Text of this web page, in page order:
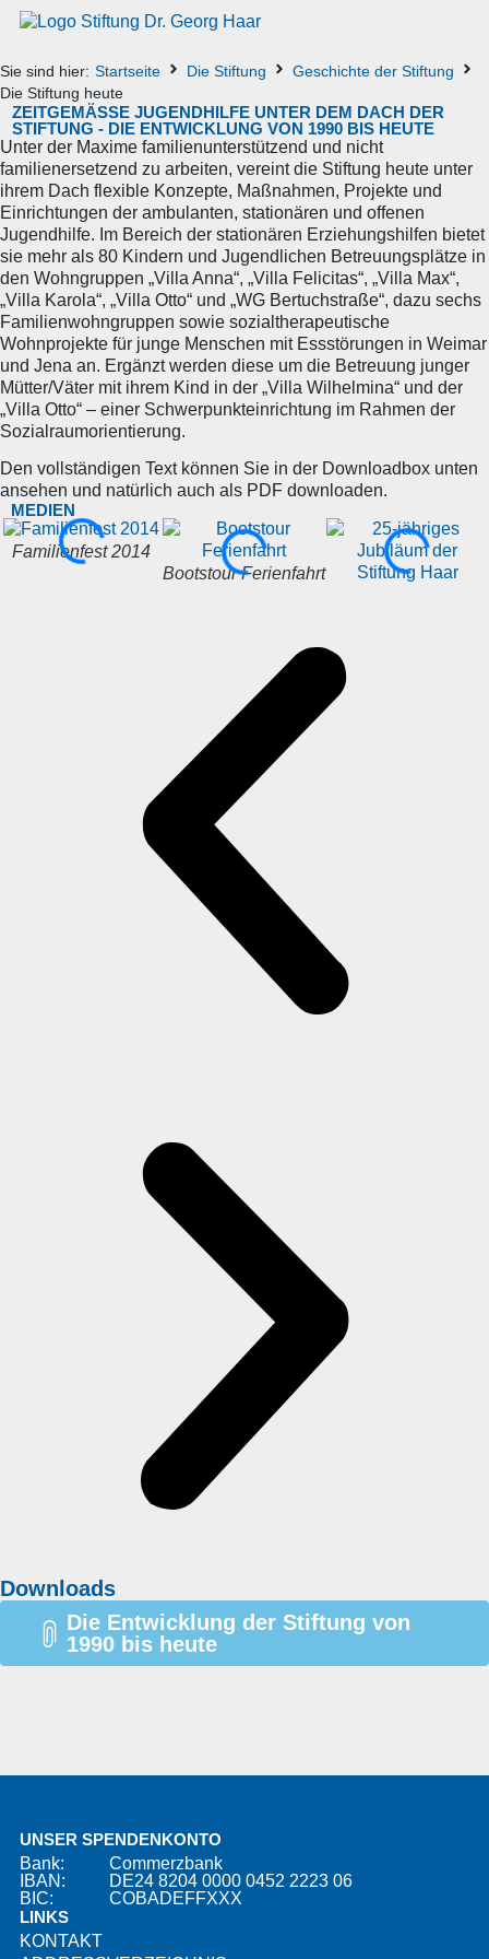
Sie sind hier: Startseite Die Stiftung
Geschichte der Stiftung
Die Stiftung heute
ZEITGEMÄSSE JUGENDHILFE UNTER DEM DACH DER S
TIFTUNG - DIE ENTWICKLUNG VON 1990 BIS HEUTE
Unter der Maxime familienunterstützend und nicht
familienersetzend zu arbeiten, vereint die Stiftung heute unter
ihrem Dach flexible Konzepte, Maßnahmen, Projekte und
Einrichtungen der ambulanten, stationären und offenen
Jugendhilfe. Im Bereich der stationären Erziehungshilfen bietet
sie mehr als 80 Kindern und Jugendlichen Betreuungsplätze in
den Wohngruppen „Villa Anna“, „Villa Felicitas“, „Villa Max“,
„Villa Karola“, „Villa Otto“ und „WG Bertuchstraße“, dazu sechs
Familienwohngruppen sowie sozialtherapeutische
Wohnprojekte für junge Menschen mit Essstörungen in Weimar
und Jena an. Ergänzt werden diese um die Betreuung junger
Mütter/Väter mit ihrem Kind in der „Villa Wilhelmina“ und der
„Villa Otto“ – einer Schwerpunkteinrichtung im Rahmen der
Sozialraumorientierung.
Den vollständigen Text können Sie in der Downloadbox unten
ansehen und natürlich auch als PDF downloaden.
MEDIEN
Familienfest 2014
Bootstour Ferienfahrt
Downloads
Die Entwicklung der Stiftung von
1990 bis heute
UNSER SPENDENKONTO
Bank:
Commerzbank
IBAN:
DE24 8204 0000 0452 2223 06
BIC:
COBADEFFXXX
LINKS
KONTAKT